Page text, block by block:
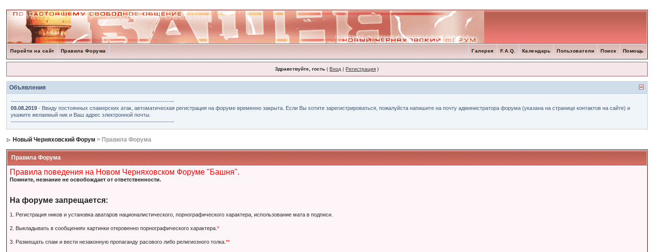
Перейти на сайт Правила Форума Помощь
Поиск
Пользователи
Календарь
F.A.Q.
Галерея
Здравствуйте, гость (Вход |Регистрация )
Объявления
------------------------------------------------------------------------------------
09.08.2019 - Ввиду постоянных спамерских атак, автоматическая регистрация на форуме временно закрыта. Если Вы хотите зарегистрироваться, пожалуйста напишите на почту администратора форума (указана на странице контактов на сайте) и
укажите желаемый ник и Ваш адрес электронной почты.
------------------------------------------------------------------------------------
Новый Черняховский Форум > Правила Форума
Правила Форума
Правила поведения на Новом Черняховском Форуме "Башня".
Помните, незнание не освобождает от ответственности.
На форуме запрещается:
1. Регистрация ников и установка аватаров националистического, порнографического характера, использование мата в подписи.
2. Выкладывать в сообщениях картинки откровенно порнографического характера.*
3. Размещать спам и вести незаконную пропаганду расового либо религиозного толка.**